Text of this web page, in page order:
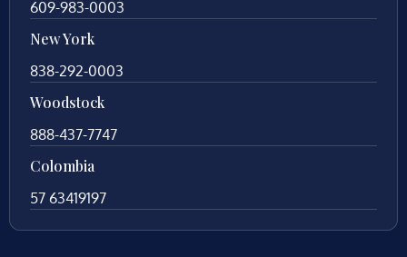
609-983-0003
New York
838-292-0003
Woodstock
888-437-7747
Colombia
57 63419197